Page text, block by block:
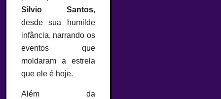
Silvio Santos,
desde sua humilde
infância, narrando os
eventos que
moldaram a estrela
que ele é hoje.
Além da